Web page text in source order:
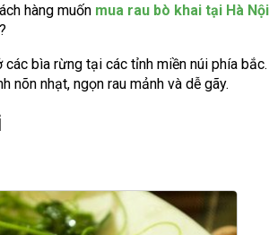
hàng muốn mua rau bò khai tại Hà Nội
?
các bìa rừng tại các tỉnh miền núi phía
nõn nhạt, ngọn rau mảnh và dễ gãy.